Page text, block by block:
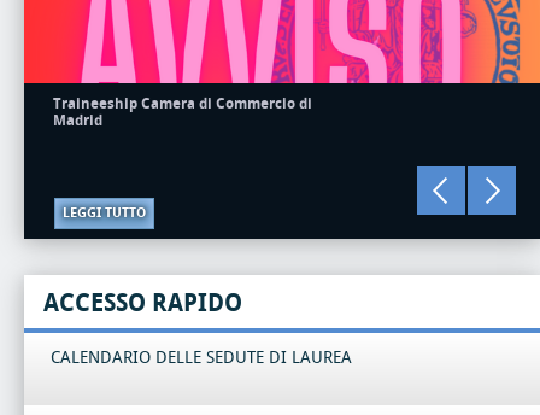
Traineeship Camera di Commercio di
Madrid
LEGGI TUTTO
ACCESSO RAPIDO
CALENDARIO DELLE SEDUTE DI LAUREA